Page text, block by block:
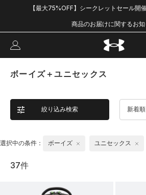
【最大75%OFF】シークレットセール開
商品のお届けに関するお
ボーイズ＋ユニセックス
絞り込み検索 新着順
選択中の条件： ボーイズ ユニセックス
37件